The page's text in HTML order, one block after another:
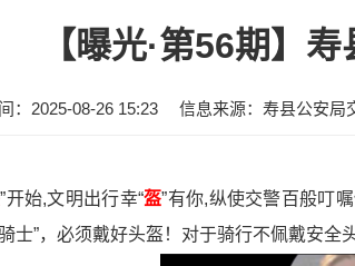
【曝光·第56期】
：2025-08-26 15:23 信息来源：寿县公安局
”开始,文明出行幸“盔”有你,纵使交警百般叮
士”，必须戴好头盔！对于骑行不佩戴安全